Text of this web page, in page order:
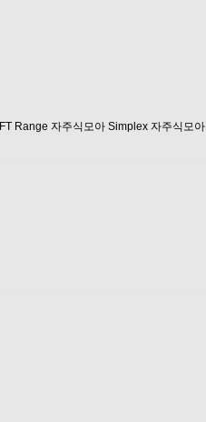
FT Range 자주식모아 Simplex 자주식모아